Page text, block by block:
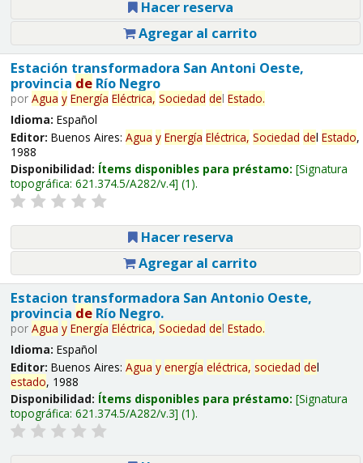
Hacer reserva
Agregar al carrito
Estación transformadora San Antoni Oeste,
provincia deRío Negro
por Agua y Energía Eléctrica, Sociedad del Estado.
Idioma: Español
Editor: Buenos Aires: Agua y Energía Eléctrica, Sociedad del Estado,
1988
Disponibilidad: Ítems disponibles para préstamo: Signatura
topográfica: 621.374.5/A282/v.4 (1).
Hacer reserva
Agregar al carrito
Estacion transformadora San Antonio Oeste,
provincia deRío Negro.
por Agua y Energía Eléctrica, Sociedad del Estado.
Idioma: Español
Editor: Buenos Aires: Agua y energía eléctrica, sociedad del
estado, 1988
Disponibilidad: Ítems disponibles para préstamo: Signatura
topográfica: 621.374.5/A282/v.3 (1).